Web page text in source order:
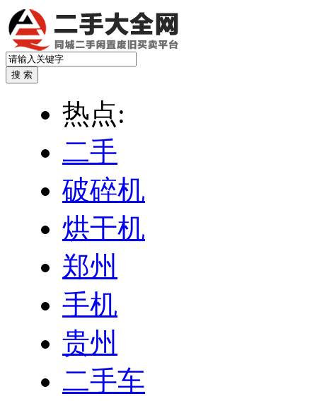
热点:
二手
破碎机
烘干机
郑州
手机
贵州
二手车